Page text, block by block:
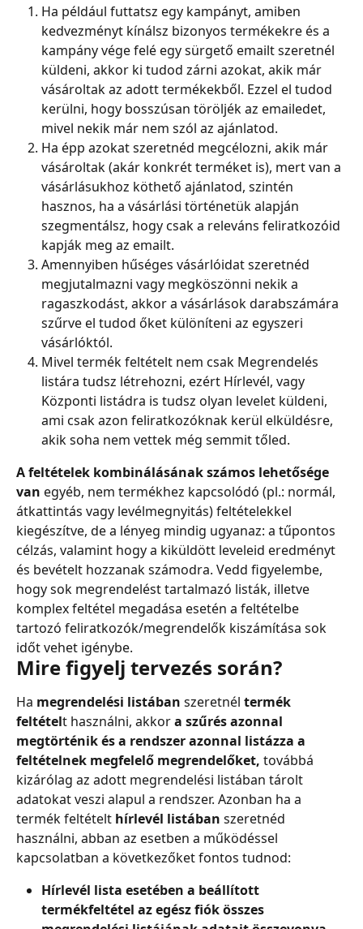
Ha például futtatsz egy kampányt, amiben
kedvezményt kínálsz bizonyos termékekre és a
kampány vége felé egy sürgető emailt szeretnél
küldeni, akkor ki tudod zárni azokat, akik már
vásároltak az adott termékekből. Ezzel el tudod
kerülni, hogy bosszúsan töröljék az emailedet,
mivel nekik már nem szól az ajánlatod.
Ha épp azokat szeretnéd megcélozni, akik már
vásároltak (akár konkrét terméket is), mert van a
vásárlásukhoz köthető ajánlatod, szintén
hasznos, ha a vásárlási történetük alapján
szegmentálsz, hogy csak a releváns feliratkozóid
kapják meg az emailt.
Amennyiben hűséges vásárlóidat szeretnéd
megjutalmazni vagy megköszönni nekik a
ragaszkodást, akkor a vásárlások darabszámára
szűrve el tudod őket különíteni az egyszeri
vásárlóktól.
Mivel termék feltételt nem csak Megrendelés
listára tudsz létrehozni, ezért Hírlevél, vagy
Központi listádra is tudsz olyan levelet küldeni,
ami csak azon feliratkozóknak kerül elküldésre,
akik soha nem vettek még semmit tőled.
A feltételek kombinálásának számos lehetősége
van egyéb, nem termékhez kapcsolódó (pl.: normál,
átkattintás vagy levélmegnyitás) feltételekkel
kiegészítve, de a lényeg mindig ugyanaz: a tűpontos
célzás, valamint hogy a kiküldött leveleid eredményt
és bevételt hozzanak számodra. Vedd figyelembe,
hogy sok megrendelést tartalmazó listák, illetve
komplex feltétel megadása esetén a feltételbe
tartozó feliratkozók/megrendelők kiszámítása sok
időt vehet igénybe.
Mire figyelj tervezés során?
Ha megrendelési listában szeretnél termék
feltételt használni, akkor a szűrés azonnal
megtörténik és a rendszer azonnal listázza a
feltételnek megfelelő megrendelőket, továbbá
kizárólag az adott megrendelési listában tárolt
adatokat veszi alapul a rendszer. Azonban ha a
termék feltételt hírlevél listában szeretnéd
használni, abban az esetben a működéssel
kapcsolatban a következőket fontos tudnod:
Hírlevél lista esetében a beállított
termékfeltétel az egész fiók összes